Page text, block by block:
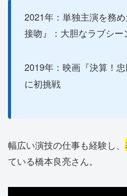
2021年：単独主演を務
接吻』：大胆なラブシー
2019年：映画『決算！
に初挑戦
幅広い演技の仕事も経験し、
ている橋本良亮さん。